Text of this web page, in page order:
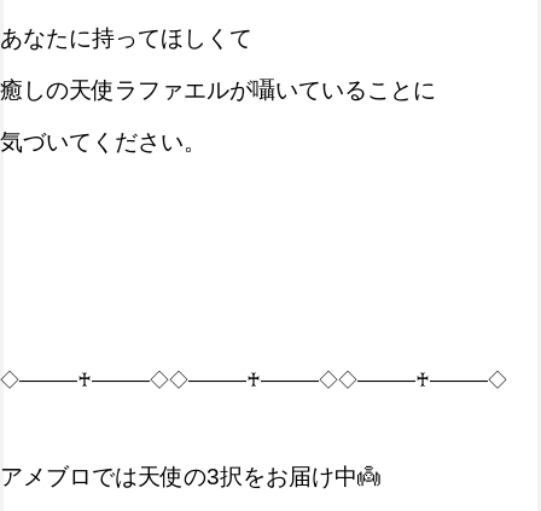
あなたに持ってほしくて
癒しの天使ラファエルが囁いていることに
気づいてください。
◇―――♰―――◇◇―――♰―――◇◇―――♰―――◇
アメブロでは天使の3択をお届け中👼